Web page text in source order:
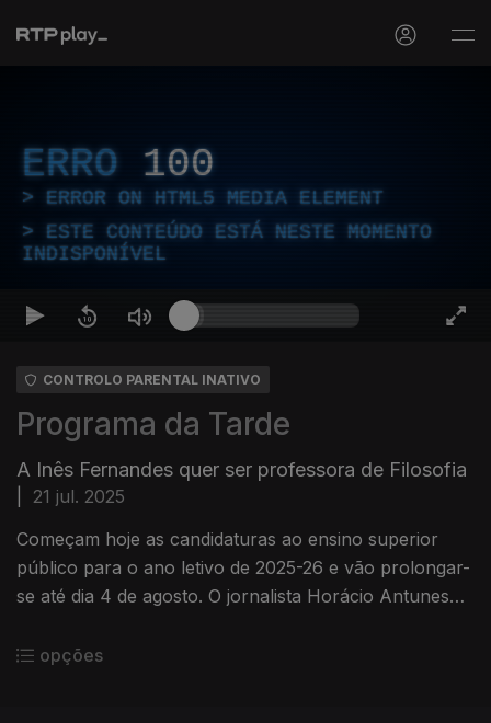
ERRO 100
ERROR ON HTML5 MEDIA ELEMENT
ESTE CONTEÚDO ESTÁ NESTE MOMENTO
INDISPONÍVEL
CONTROLO PARENTAL INATIVO
Programa da Tarde
A Inês Fernandes quer ser professora de Filosofia
21 jul. 2025
Começam hoje as candidaturas ao ensino superior
público para o ano letivo de 2025-26 e vão prolongar-
se até dia 4 de agosto. O jornalista Horácio Antunes
professora de filosofia
opções